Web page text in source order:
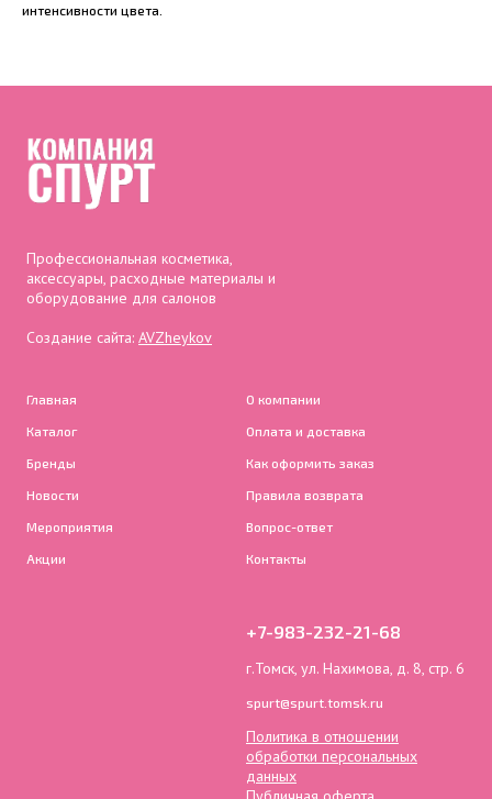
интенсивности цвета.
Профессиональная косметика,
аксессуары, расходные материалы и
оборудование для салонов
Создание сайта: AVZheykov
Главная
Каталог
Бренды
Новости
Мероприятия
Акции
О компании
Оплата и доставка
Как оформить заказ
Правила возврата
Вопрос-ответ
Контакты
+7-983-232-21-68
г.Томск, ул. Нахимова, д. 8, стр. 6
spurt@spurt.tomsk.ru
Политика в отношении
обработки персональных
данных